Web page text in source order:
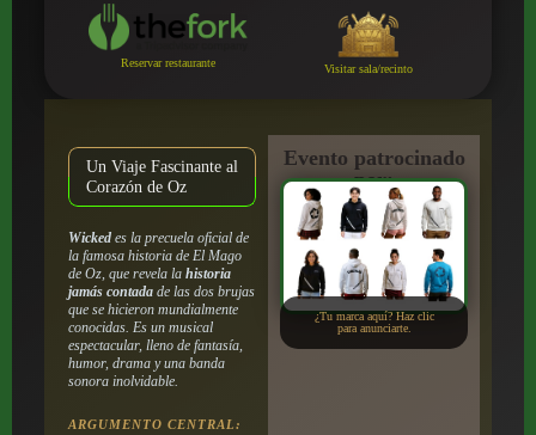
Reservar restaurante Visitar sala/recinto
Un Viaje Fascinante al
Corazón de Oz
Wickedes la precuela oficial de
la famosa historia de El Mago
de Oz, que revela la historia
jamás contadade las dos brujas
que se hicieron mundialmente
conocidas. Es un musical
espectacular, lleno de fantasía,
humor, drama y una banda
sonora inolvidable.
ARGUMENTO CENTRAL:
Evento patrocinado
por:
¿Tu marca aquí? Haz clic
para anunciarte.